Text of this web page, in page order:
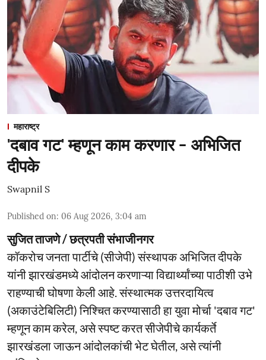
महाराष्ट्र
'दबाव गट' म्हणून काम करणार - अभिजित
दीपके
Swapnil S
Published on: 06 Aug 2026, 3:04 am
सुजित ताजणे / छत्रपती संभाजीनगर
कॉकरोच जनता पार्टीचे (सीजेपी) संस्थापक अभिजित दीपके
यांनी झारखंडमध्ये आंदोलन करणाऱ्या विद्यार्थ्यांच्या पाठीशी उभे
राहण्याची घोषणा केली आहे. संस्थात्मक उत्तरदायित्व
(अकाउंटेबिलिटी) निश्चित करण्यासाठी हा युवा मोर्चा 'दबाव गट'
म्हणून काम करेल, असे स्पष्ट करत सीजेपीचे कार्यकर्ते
झारखंडला जाऊन आंदोलकांची भेट घेतील, असे त्यांनी